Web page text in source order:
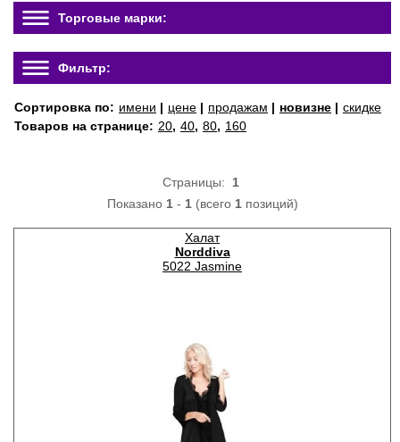
Торговые марки:
Фильтр:
Сортировка по: имени | цене | продажам | новизне | скидке
Товаров на странице: 20, 40, 80, 160
Страницы: 1
Показано 1- 1(всего 1позиций)
Халат
Norddiva
5022 Jasmine